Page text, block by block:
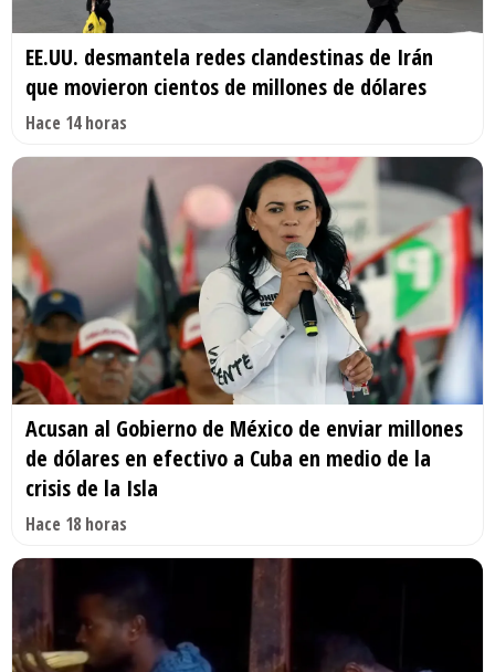
EE.UU. desmantela redes clandestinas de Irán
que movieron cientos de millones de dólares
Hace 14 horas
Acusan al Gobierno de México de enviar millones
de dólares en efectivo a Cuba en medio de la
crisis de la Isla
Hace 18 horas